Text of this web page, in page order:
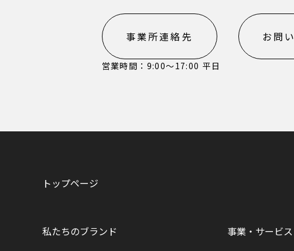
事業所連絡先
営業時間：9:00〜17:00 平日
お問
トップページ
私たちのブランド 事業・サービス